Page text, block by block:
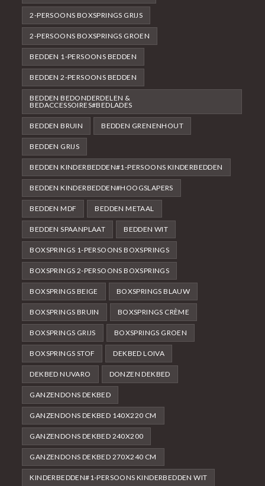
2-PERSOONS BOXSPRINGS GRIJS
2-PERSOONS BOXSPRINGS GROEN
BEDDEN 1-PERSOONS BEDDEN
BEDDEN 2-PERSOONS BEDDEN
BEDDEN BEDONDERDELEN &
BEDACCESSOIRES#BEDLADES
BEDDEN BRUIN BEDDEN GRENENHOUT
BEDDEN GRIJS
BEDDEN KINDERBEDDEN#1-PERSOONS KINDERBEDDEN
BEDDEN KINDERBEDDEN#HOOGSLAPERS
BEDDEN MDF BEDDEN METAAL
BEDDEN SPAANPLAAT BEDDEN WIT
BOXSPRINGS 1-PERSOONS BOXSPRINGS
BOXSPRINGS 2-PERSOONS BOXSPRINGS
BOXSPRINGS BEIGE BOXSPRINGS BLAUW
BOXSPRINGS BRUIN BOXSPRINGS CRÈME
BOXSPRINGS GRIJS BOXSPRINGS GROEN
BOXSPRINGS STOF DEKBED LOIVA
DEKBED NUVARO DONZEN DEKBED
GANZENDONS DEKBED
GANZENDONS DEKBED 140X220 CM
GANZENDONS DEKBED 240X200
GANZENDONS DEKBED 270X240 CM
KINDERBEDDEN#1-PERSOONS KINDERBEDDEN WIT